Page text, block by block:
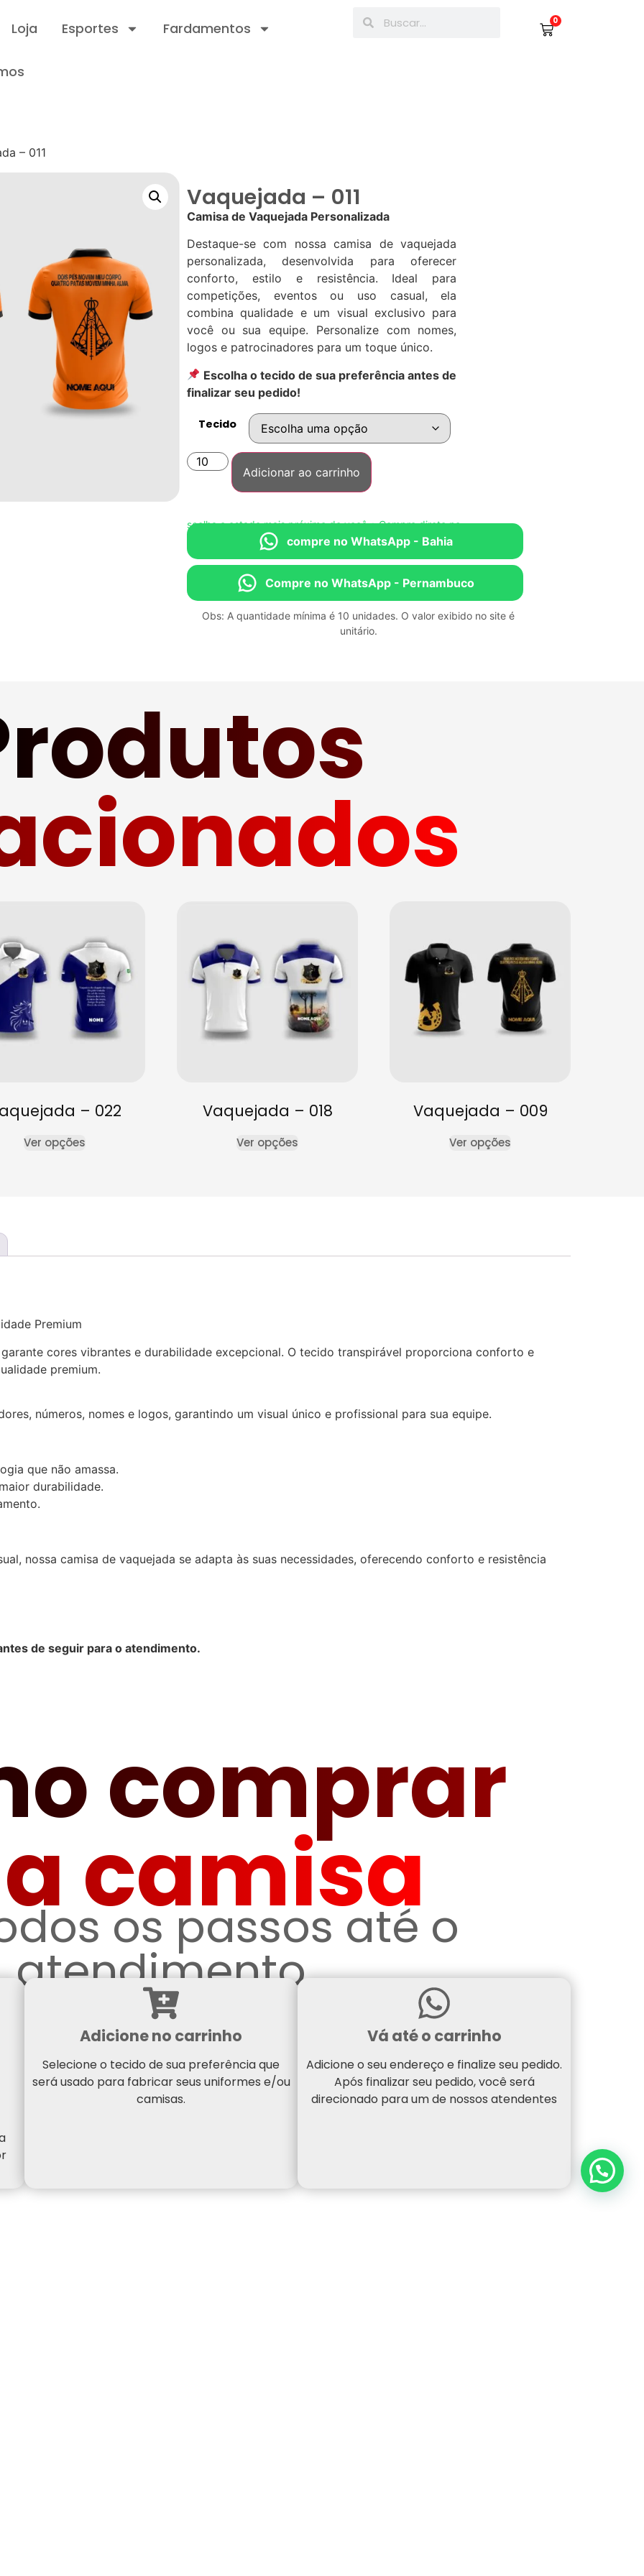
Loja Esportes Fardamentos 0
– 011
Vaquejada – 011
Camisa de Vaquejada Personalizada
Destaque-se com nossa camisa de vaquejada
personalizada, desenvolvida para oferecer
conforto, estilo e resistência. Ideal para
competições, eventos ou uso casual, ela
combina qualidade e um visual exclusivo para
você ou sua equipe. Personalize com nomes,
logos e patrocinadores para um toque único.
Escolha o tecido de sua preferência antes de
finalizar seu pedido!
Tecido
Adicionar ao carrinho
Compre direto no WhatsApp • Escolha o estado mais próximo de você • Compre direto no WhatsApp • Escolha o estado mais
compre no WhatsApp - Bahia
Compre no WhatsApp - Pernambuco
Obs: A quantidade mínima é 10 unidades. O valor exibido no site é
unitário.
– 022
Ver opções
Vaquejada – 018
Ver opções
Vaquejada – 009
Ver opções
Premium
cores vibrantes e durabilidade excepcional. O tecido transpirável proporciona conforto e
premium.
números, nomes e logos, garantindo um visual único e profissional para sua equipe.
que não amassa.
durabilidade.
nossa camisa de vaquejada se adapta às suas necessidades, oferecendo conforto e resistência
de seguir para o atendimento.
comprar
camisa
os passos até o
atendimento
Adicione no carrinho
Selecione o tecido de sua preferência que
será usado para fabricar seus uniformes e/ou
camisas.
Vá até o carrinho
Adicione o seu endereço e finalize seu pedido.
Após finalizar seu pedido, você será
direcionado para um de nossos atendentes